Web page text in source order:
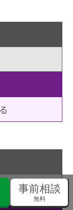
事前相談
無料